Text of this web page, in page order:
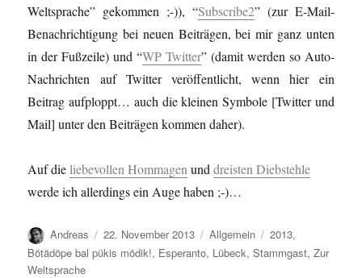
Weltsprache” gekommen ;-)), “Subscribe2” (zur E-Mail-
Benachrichtigung bei neuen Beiträgen, bei mir ganz unten
in der Fußzeile) und “WP Twitter” (damit werden so Auto-
Nachrichten auf Twitter veröffentlicht, wenn hier ein
Beitrag aufploppt… auch die kleinen Symbole [Twitter und
Mail] unter den Beiträgen kommen daher).
Auf dieliebevollen Hommagenunddreisten Diebstehle
werde ich allerdings ein Auge haben ;-)…
Autor
Andreas
Veröffentlicht
am
22. November 2013 Kategorien
Allgemein Schlagwörter
2013,
Bötädöpe bal pükis mödik!, Esperanto, Lübeck,Stammgast,Zur
Weltsprache